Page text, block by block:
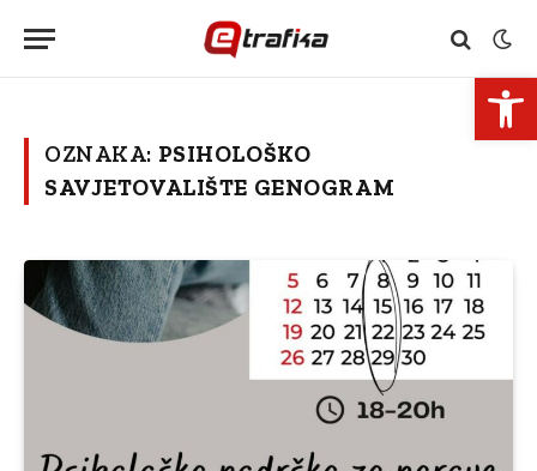
OZNAKA: PSIHOLOŠKO
SAVJETOVALIŠTE GENOGRAM